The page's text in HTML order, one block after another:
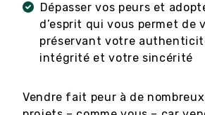
Dépasser vos peurs et
d’esprit qui vous permet de
préservant votre
intégrité et votre sincérité
Vendre fait peur à de